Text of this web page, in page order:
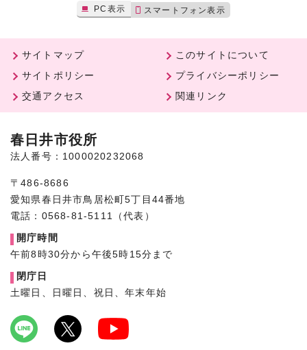
PC表示 スマートフォン表示
サイトマップ
このサイトについて
サイトポリシー
プライバシーポリシー
交通アクセス
関連リンク
春日井市役所
法人番号：1000020232068
〒486-8686
愛知県春日井市鳥居松町5丁目44番地
電話：0568-81-5111（代表）
開庁時間
午前8時30分から午後5時15分まで
閉庁日
土曜日、日曜日、祝日、年末年始